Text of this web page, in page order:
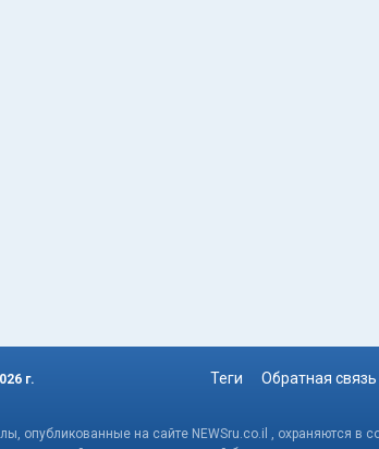
г. Теги Обратная связь
опубликованные на сайте NEWSru.co.il , охраняются в